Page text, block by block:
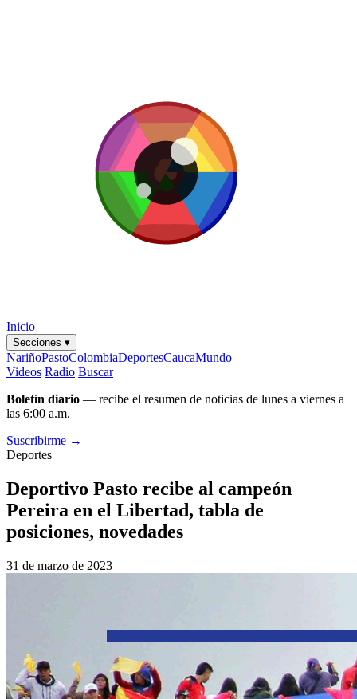
Inicio
Secciones ▾
NariñoPastoColombiaDeportesCaucaMundo
Videos Radio Buscar
Boletín diario — recibe el resumen de noticias de lunes a viernes a
las 6:00 a.m.
Suscribirme →
Deportes
Deportivo Pasto recibe al campeón
Pereira en el Libertad, tabla de
posiciones, novedades
31 de marzo de 2023